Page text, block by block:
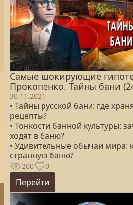
Самые шокирующие
Прокопенко. Тайны бани
30.11.2021
• Тайны русской бани: где
рецепты?
• Тонкости банной культуры:
ходят в баню?
• Удивительные обычаи мира:
странную баню?
200 0
Перейти